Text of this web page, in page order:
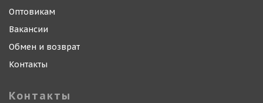
Оптовикам
Вакансии
Обмен и возврат
Контакты
Контакты